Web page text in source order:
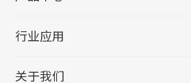
行业应用
关于我们